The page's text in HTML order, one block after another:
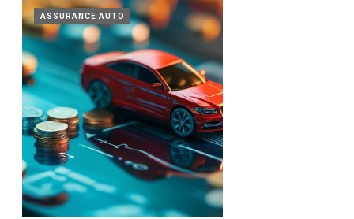
ASSURANCE AUTO